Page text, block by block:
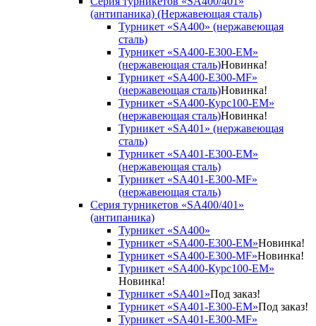
(антипаника) (Нержавеющая сталь)
Турникет «SA400» (нержавеющая
сталь)
Турникет «SA400-Е300-EM»
(нержавеющая сталь)Новинка!
Турникет «SA400-Е300-MF»
(нержавеющая сталь)Новинка!
Турникет «SA400-Курс100-EM»
(нержавеющая сталь)Новинка!
Турникет «SA401» (нержавеющая
сталь)
Турникет «SA401-E300-EM»
(нержавеющая сталь)
Турникет «SA401-E300-MF»
(нержавеющая сталь)
Серия турникетов «SA400/401»
(антипаника)
Турникет «SA400»
Турникет «SA400-Е300-EM»Новинка!
Турникет «SA400-Е300-MF»Новинка!
Турникет «SA400-Курс100-EM»
Новинка!
Турникет «SA401»Под заказ!
Турникет «SA401-E300-EM»Под заказ!
Турникет «SA401-E300-MF»